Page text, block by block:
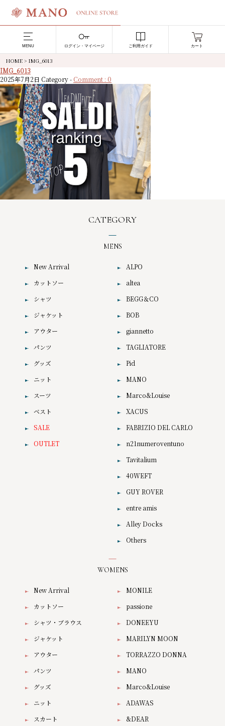
MENU ログイン・マイページ ご利用ガイド カート
HOME > IMG_6013
IMG_6013
2025年7月2日 Category - Comment : 0
CATEGORY
MENS
New Arrival
カットソー
シャツ
ジャケット
アウター
パンツ
グッズ
ニット
スーツ
ベスト
SALE
OUTLET
ALPO
altea
BEGG＆CO
BOB
giannetto
TAGLIATORE
Pid
MANO
Marco&Louise
XACUS
FABRIZIO DEL CARLO
n21numeroventuno
Tavitalium
40WEFT
GUY ROVER
entre amis
Alley Docks
Others
WOMENS
New Arrival
カットソー
シャツ・ブラウス
ジャケット
アウター
パンツ
グッズ
ニット
スカート
MONILE
passione
DONEEYU
MARILYN MOON
TORRAZZO DONNA
MANO
Marco&Louise
ADAWAS
&DEAR